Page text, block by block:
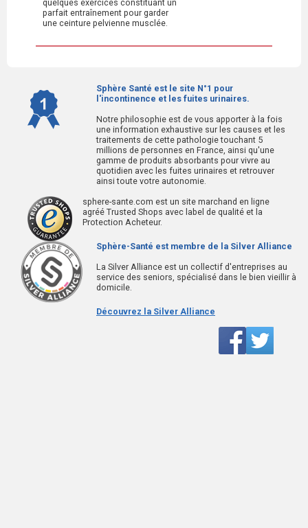
quelques exercices constituant un
parfait entraînement pour garder
une ceinture pelvienne musclée.
Sphère Santé est le site N°1 pour
l'incontinence et les fuites urinaires.
Notre philosophie est de vous apporter à la fois
une information exhaustive sur les causes et les
traitements de cette pathologie touchant 5
millions de personnes en France, ainsi qu'une
gamme de produits absorbants pour vivre au
quotidien avec les fuites urinaires et retrouver
ainsi toute votre autonomie.
sphere-sante.com est un site marchand en ligne
agréé Trusted Shops avec label de qualité et la
Protection Acheteur.
Sphère-Santé est membre de la Silver Alliance
La Silver Alliance est un collectif d'entreprises au
service des seniors, spécialisé dans le bien vieillir à
domicile.
Découvrez la Silver Alliance